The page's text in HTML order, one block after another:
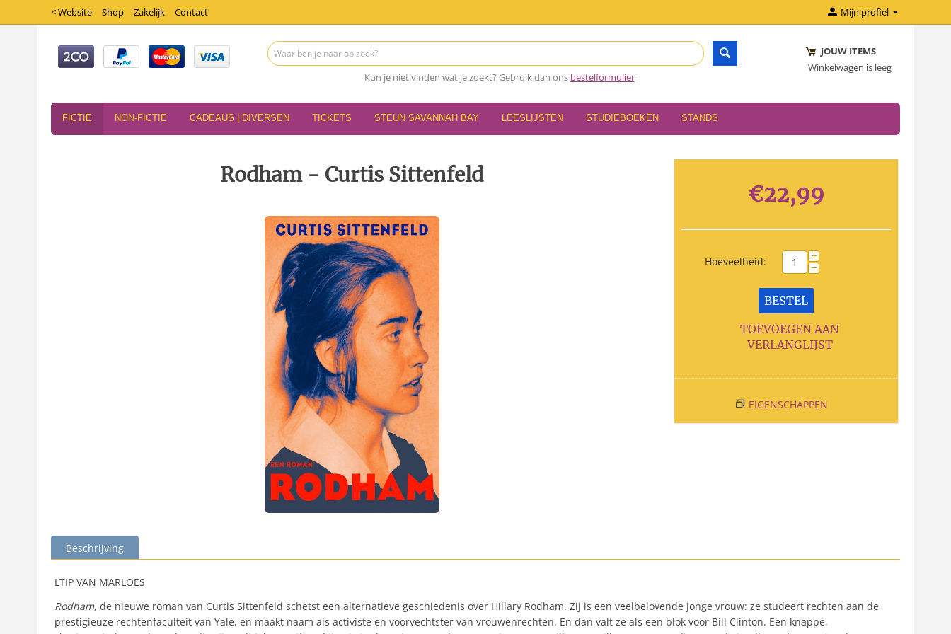
< Website Shop Zakelijk Contact Mijn profiel
Kun je niet vinden wat je zoekt? Gebruik dan ons bestelformulier
JOUW ITEMS
Winkelwagen is leeg
FICTIE NON-FICTIE CADEAUS | DIVERSEN TICKETS STEUN SAVANNAH BAY LEESLIJSTEN STUDIEBOEKEN STANDS
Rodham - Curtis Sittenfeld
€22,99
Hoeveelheid: +
−
BESTEL
TOEVOEGEN AAN
VERLANGLIJST
EIGENSCHAPPEN
Beschrijving
LTIP VAN MARLOES
Rodham, de nieuwe roman van Curtis Sittenfeld schetst een alternatieve geschiedenis over Hillary Rodham. Zij is een veelbelovende jonge vrouw: ze studeert rechten aan de
prestigieuze rechtenfaculteit van Yale, en maakt naam als activiste en voorvechtster van vrouwenrechten. En dan valt ze als een blok voor Bill Clinton. Een knappe,